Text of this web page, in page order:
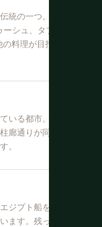
統の一つ。メゼ
シュ、タブー
料理が目指す食
いる都市。フェ
廊通りが同じ小
。
ジプト船を建設
ます。残ってい